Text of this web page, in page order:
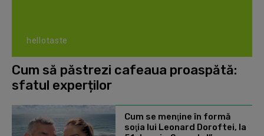
hellotaste
Cum să păstrezi cafeaua proaspătă:
sfatul experților
Cum se menţine în formă
soţia lui Leonard Doroftei, la